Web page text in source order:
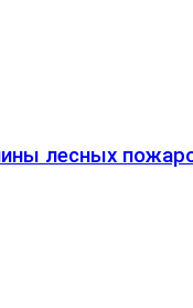
лесных